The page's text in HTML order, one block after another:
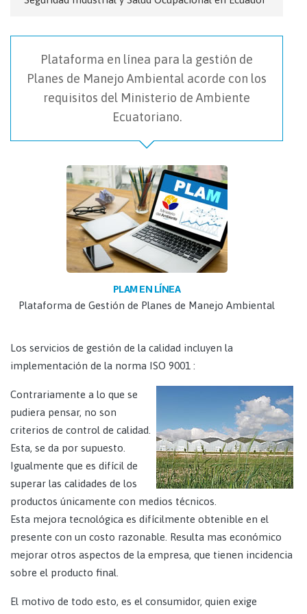
Plataforma en línea para la gestión de
Planes de Manejo Ambiental acorde con los
requisitos del Ministerio de Ambiente
Ecuatoriano.
PLAM EN LÍNEA
Plataforma de Gestión de Planes de Manejo Ambiental
Los servicios de gestión de la calidad incluyen la
implementación de la norma ISO 9001 :
Contrariamente a lo que se
pudiera pensar, no son
criterios de control de calidad.
Esta, se da por supuesto.
Igualmente que es difícil de
superar las calidades de los
productos únicamente con medios técnicos.
Esta mejora tecnológica es difícilmente obtenible en el
presente con un costo razonable. Resulta mas económico
mejorar otros aspectos de la empresa, que tienen incidencia
sobre el producto final.
El motivo de todo esto, es el consumidor, quien exige